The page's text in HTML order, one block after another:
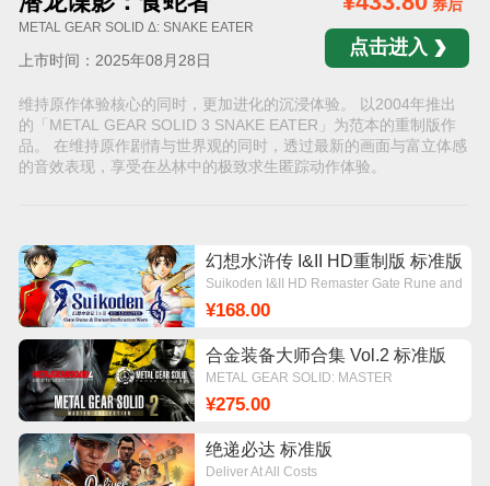
METAL GEAR SOLID Δ: SNAKE EATER
上市时间：2025年08月28日
券后
点击进入
维持原作体验核心的同时，更加进化的沉浸体验。 以2004年推出
的「METAL GEAR SOLID 3 SNAKE EATER」为范本的重制版作
品。 在维持原作剧情与世界观的同时，透过最新的画面与富立体感
的音效表现，享受在丛林中的极致求生匿踪动作体验。
幻想水浒传 I&II HD重制版 标准版
Suikoden I&II HD Remaster Gate Rune and
¥168.00
合金装备大师合集 Vol.2 标准版
METAL GEAR SOLID: MASTER
¥275.00
绝递必达 标准版
Deliver At All Costs